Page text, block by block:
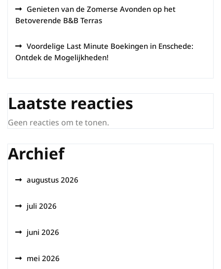
Genieten van de Zomerse Avonden op het
Betoverende B&B Terras
Voordelige Last Minute Boekingen in Enschede:
Ontdek de Mogelijkheden!
Laatste reacties
Geen reacties om te tonen.
Archief
augustus 2026
juli 2026
juni 2026
mei 2026